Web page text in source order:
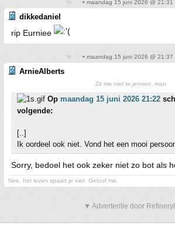
• maandag 15 juni 2026 @ 21:31
dikkedaniel
rip Eurniee
• maandag 15 juni 2026 @ 21:37
ArnieAlberts
Zit me niet te jennen, man
Op maandag 15 juni 2026 21:22
volgende:
[..]
Ik oordeel ook niet. Vond het een mooi
Sorry, bedoel het ook zeker niet zo bot als
Nee, het leven spaart je niet. Geloof me.
▼ Advertentie door